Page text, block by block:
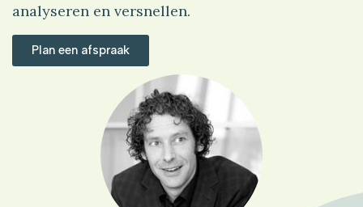
analyseren en versnellen.
Plan een afspraak